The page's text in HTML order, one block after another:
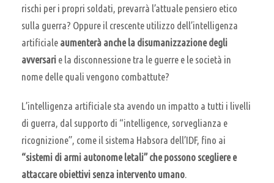
rischi per i propri soldati, prevarrà l’attuale pensiero etico
sulla guerra? Oppure il crescente utilizzo dell’intelligenza
artificiale aumenterà anche la disumanizzazione degli
avversari e la disconnessione tra le guerre e le società in
nome delle quali vengono combattute?
L’intelligenza artificiale sta avendo un impatto a tutti i livelli
di guerra, dal supporto di “intelligence, sorveglianza e
ricognizione”, come il sistema Habsora dell’IDF, fino ai
“sistemi di armi autonome letali” che possono scegliere e
attaccare obiettivi senza intervento umano.